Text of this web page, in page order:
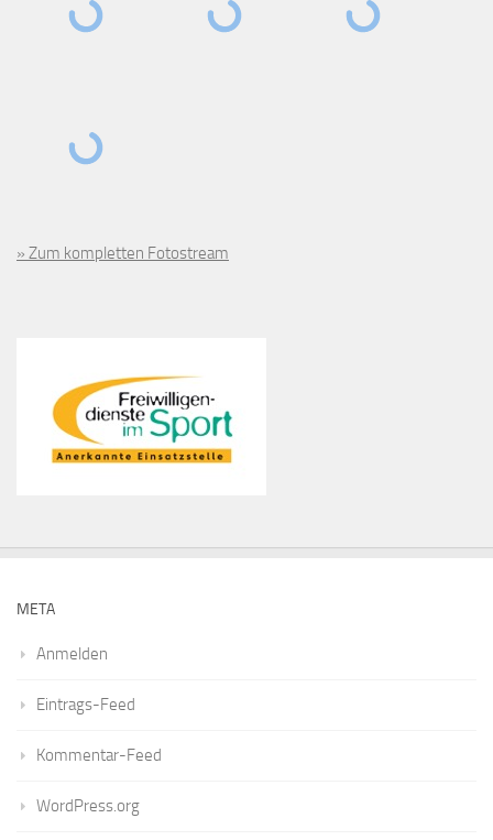
» Zum kompletten Fotostream
META
Anmelden
Eintrags-Feed
Kommentar-Feed
WordPress.org